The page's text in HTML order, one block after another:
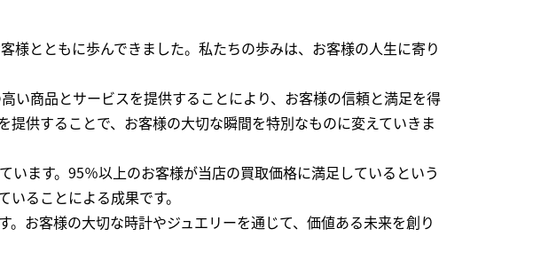
様とともに歩んできました。私たちの歩みは、お客様の人生に寄り
い商品とサービスを提供することにより、お客様の信頼と満足を得
供することで、お客様の大切な瞬間を特別なものに変えていきま
ます。95％以上のお客様が当店の買取価格に満足しているという
ることによる成果です。
お客様の大切な時計やジュエリーを通じて、価値ある未来を創り